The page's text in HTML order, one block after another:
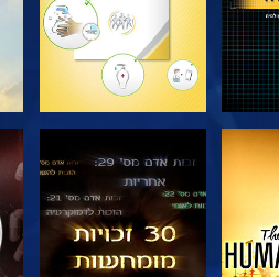
צפה